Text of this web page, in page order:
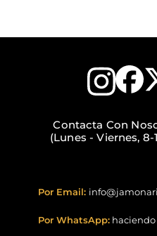
Contacta Con
(Lunes - Viernes, 8-
Por Email:
Por WhatsApp: